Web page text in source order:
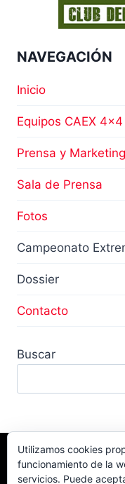
NAVEGACIÓN
Inicio
Equipos CAEX 4×4
Prensa y Marketing
Sala de Prensa
Fotos
Campeonato
Dossier
Contacto
Buscar
Facebook
Utilizamos cookies
funcionamiento de la
servicios. Puede